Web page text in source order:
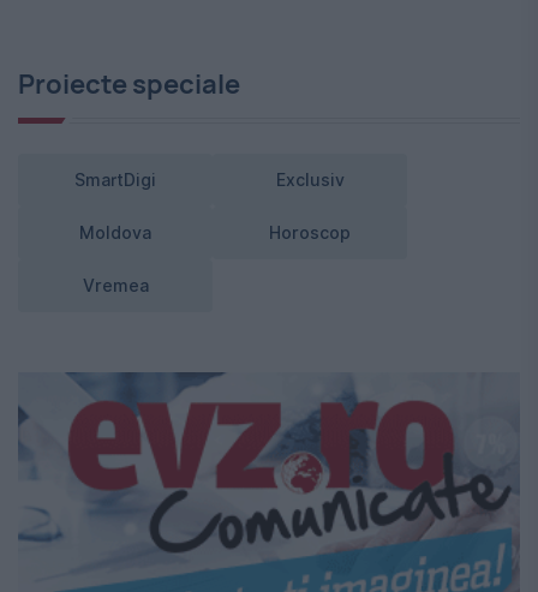
Proiecte speciale
SmartDigi Exclusiv
Moldova Horoscop
Vremea